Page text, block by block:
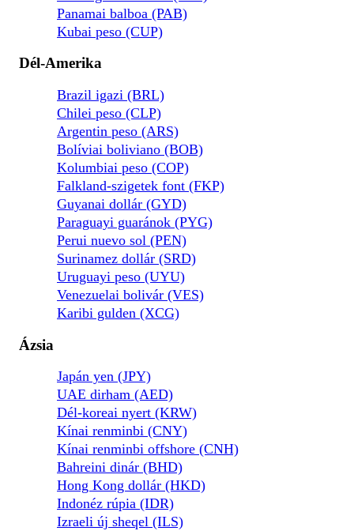
Panamai balboa (PAB)
Kubai peso (CUP)
Dél-Amerika
Brazil igazi (BRL)
Chilei peso (CLP)
Argentin peso (ARS)
Bolíviai boliviano (BOB)
Kolumbiai peso (COP)
Falkland-szigetek font (FKP)
Guyanai dollár (GYD)
Paraguayi guaránok (PYG)
Perui nuevo sol (PEN)
Surinamez dollár (SRD)
Uruguayi peso (UYU)
Venezuelai bolivár (VES)
Karibi gulden (XCG)
Ázsia
Japán yen (JPY)
UAE dirham (AED)
Dél-koreai nyert (KRW)
Kínai renminbi (CNY)
Kínai renminbi offshore (CNH)
Bahreini dinár (BHD)
Hong Kong dollár (HKD)
Indonéz rúpia (IDR)
Izraeli új sheqel (ILS)